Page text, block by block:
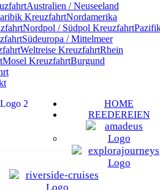
Australien / Neuseeland
KreuzfahrtNordamerika
Nordpol / Südpol Kreuzfahrt
Südeuropa / Mittelmeer
Weltreise KreuzfahrtRhein
Mosel KreuzfahrtBurgund
HOME
REEDEREIEN